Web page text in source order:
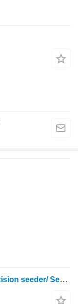
Bomet Einzelkornsämaschine / Precision seeder/ Semoir de précision 3 m